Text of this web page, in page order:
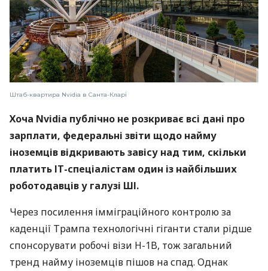
Штаб-квартира Nvidia в Санта-Кларі
Хоча Nvidia публічно не розкриває всі дані про
зарплати, федеральні звіти щодо найму
іноземців відкривають завісу над тим, скільки
платить ІТ-спеціалістам один із найбільших
роботодавців у галузі ШІ.
Через посилення імміграційного контролю за
каденції Трампа технологічні гіганти стали рідше
спонсорувати робочі візи H-1B, тож загальний
тренд найму іноземців пішов на спад. Однак